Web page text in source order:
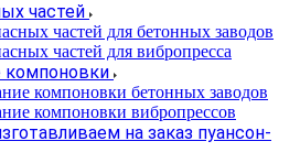
частей
частей для бетонных заводов
частей для вибропресса
компоновки
компоновки бетонных заводов
компоновки вибропрессов
на заказ пуансон-